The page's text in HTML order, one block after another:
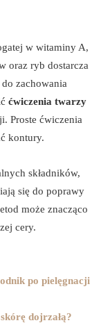
w witaminy A,
oraz ryb dostarcza
zachowania
ćwiczenia twarzy
Proste ćwiczenia
kontury.
składników,
się do poprawy
może znacząco
cery.
po pielęgnacji
dojrzałą?